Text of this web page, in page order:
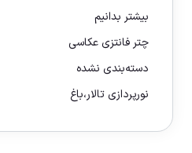
بیشتر بدانیم
چتر فانتزی عکاسی
دسته‌بندی نشده
نورپردازی تالار،باغ